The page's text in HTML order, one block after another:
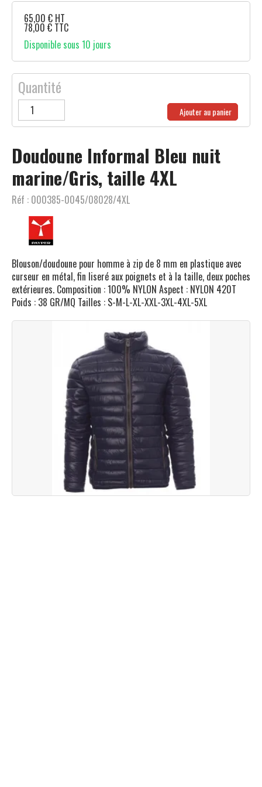
Doudoune Informal Bleu nuit
marine/Gris, taille 4XL
Réf : 000385-0045/08028/4XL
Blouson/doudoune pour homme à zip de 8 mm en plastique avec
curseur en métal, fin liseré aux poignets et à la taille, deux poches
extérieures. Composition : 100% NYLON Aspect : NYLON 420T
Poids : 38 GR/MQ Tailles : S-M-L-XL-XXL-3XL-4XL-5XL
65,00 € HT
78,00 € TTC
Disponible sous 10 jours
Quantité
Ajouter au panier